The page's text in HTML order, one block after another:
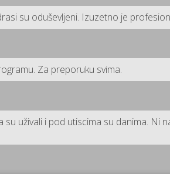
su oduševljeni. Izuzetno je
Za preporuku svima.
uživali i pod utiscima su danima. Ni